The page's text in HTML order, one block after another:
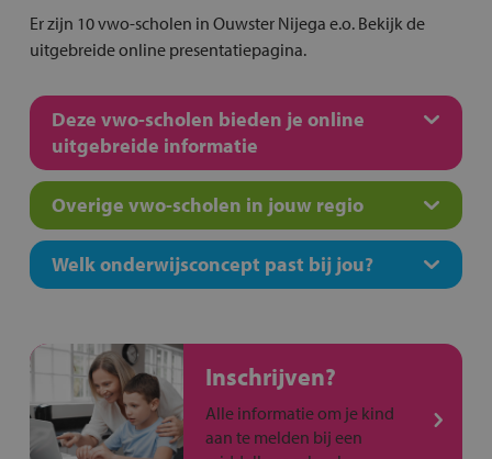
Er zijn 10 vwo-scholen in Ouwster Nijega e.o. Bekijk de
uitgebreide online presentatiepagina.
Deze vwo-scholen bieden je online
uitgebreide informatie
Overige vwo-scholen in jouw regio
Welk onderwijsconcept past bij jou?
Inschrijven?
Alle informatie om je kind
aan te melden bij een